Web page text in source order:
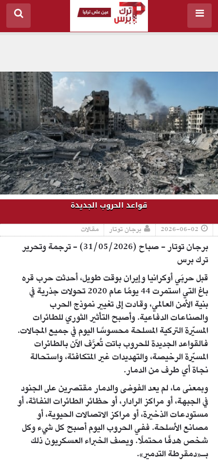
قواعد الحروب الجديدة
2026-06-02 برجان توتار مقالات
برجان توتار - صباح (31/05/2026) - ترجمة وتحرير
ترك برس
قبل حربَي أوكرانيا وإيران بوقت طويل، أحدثت حرب قره
باغ التي استمرت 44 يومًا عام 2020 تحولات جذرية في
بنية الأمن العالمي، وقادت إلى تغيير نموذج الحرب
والصناعات الدفاعية. وأصبح التأثير الثوري للطائرات
المسيّرة التركية المسلحة محسوسًا اليوم في جميع المجالات.
فالقواعد الجديدة للحروب باتت تُعرَّف الآن بالطائرات
المسيّرة الرخيصة، والتهديدات غير المتكافئة، واستحالة
نجاة أي طرف من الدمار.
وبمعنى ما، لم يعد الفوضى والدمار مقتصرين على الجنود
في الجبهة، أو مراكز الرادار، أو حظائر الطائرات النفاثة، أو
مستودعات الذخيرة، أو مراكز الاتصالات الحيوية، أو
مصانع الأسلحة. ففي الحروب اليوم أصبح كل شيء وكل
شخص هدفًا محتملًا. ويصف الخبراء العسكريون ذلك
بـ«دمقرطة التدمير».